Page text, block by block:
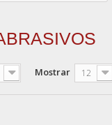
Mostrar 12